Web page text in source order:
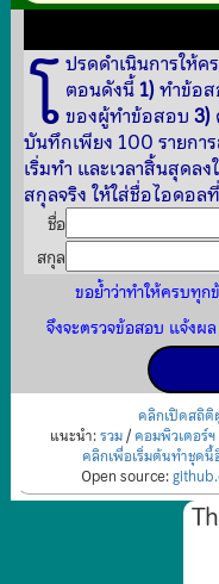
โปรดดำเนินการให้
ตอนดังนี้1)ทำข้อ
ของผู้ทำข้อสอบ3)
บันทึกเพียง 100 รายกา
เริ่มทำ และเวลาสิ้นสุดล
สกุลจริง ให้ใส่ชื่อไอดอ
ชื่อ
สกุล
ขอย้ำว่าทำให้ครบทุ
จึงจะตรวจข้อสอบ แจ้งผ
คลิกเปิดสถิติ
แนะนำ:รวม/คอมพิวเตอร์
คลิกเพื่อเริ่มต้นทำชุดนี้
Open source: